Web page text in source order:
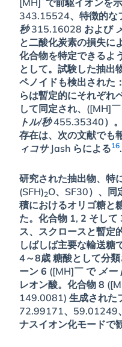
343.15524、特徴的な
秒315.16028 および
と二酸化炭素の損失に
化合物を特定できるよ
として。試験した抽出
ペノイドも検出された
らは暫定的にそれぞれ
して同定され、([MH]
トル/秒455.35340）。
存在は、次の文献でも
ィコサJash らによる16.
研究された抽出物、特
(SFH)2O、SF30）、同
積におけるオリゴ糖と
た。化合物 1, 2 そして
ス、スクロースと暫定
しばしば主要な輸送糖
4～8歳 糖酸として分
ーン6 ([MH]￣ で メー
レオン酸。化合物8
149.0081) 生成された
72.99171、59.01249
ナスイオン化モードで